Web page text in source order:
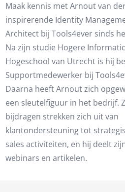
Maak kennis met Arnout van
inspirerende Identity
Architect bij Tools4ever sinds
Na zijn studie Hogere
Hogeschool van Utrecht is hij
Supportmedewerker bij
Daarna heeft Arnout zich
een sleutelfiguur in het bedrijf.
bijdragen strekken zich uit van
klantondersteuning tot
sales activiteiten, en hij deelt
webinars en artikelen.